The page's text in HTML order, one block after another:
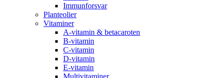
Immunforsvar
Planteolier
Vitaminer
A-vitamin & betacaroten
B-vitamin
C-vitamin
D-vitamin
E-vitamin
Multivitaminer